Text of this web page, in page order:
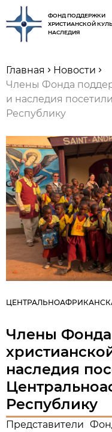
ФОНД ПОДДЕРЖКИ
ХРИСТИАНСКОЙ
НАСЛЕДИЯ
Главная
Новости
Члены Фонда
и наследия
Республику
Члены
наследия
Республику
Представители